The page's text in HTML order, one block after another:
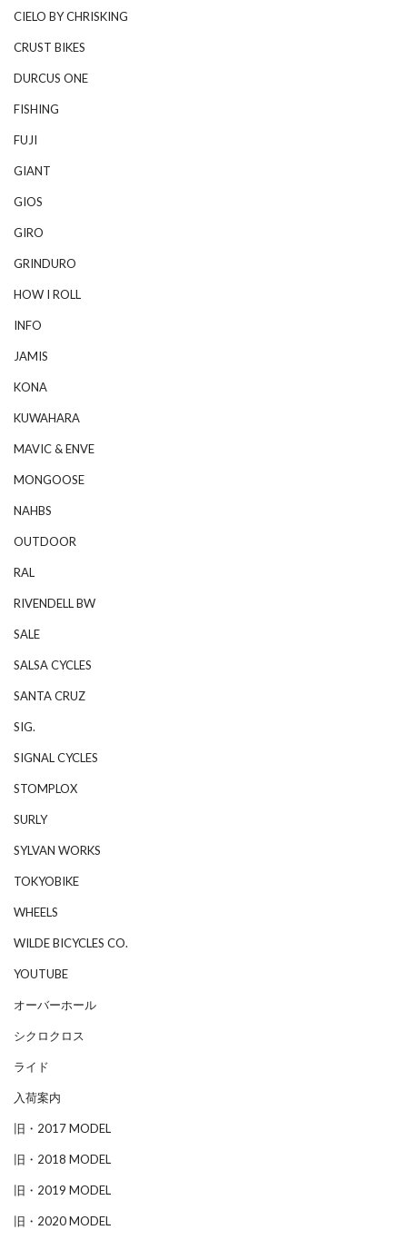
CIELO BY CHRISKING
CRUST BIKES
DURCUS ONE
FISHING
FUJI
GIANT
GIOS
GIRO
GRINDURO
HOW I ROLL
INFO
JAMIS
KONA
KUWAHARA
MAVIC & ENVE
MONGOOSE
NAHBS
OUTDOOR
RAL
RIVENDELL BW
SALE
SALSA CYCLES
SANTA CRUZ
SIG.
SIGNAL CYCLES
STOMPLOX
SURLY
SYLVAN WORKS
TOKYOBIKE
WHEELS
WILDE BICYCLES CO.
YOUTUBE
オーバーホール
シクロクロス
ライド
入荷案内
旧・2017 MODEL
旧・2018 MODEL
旧・2019 MODEL
旧・2020 MODEL